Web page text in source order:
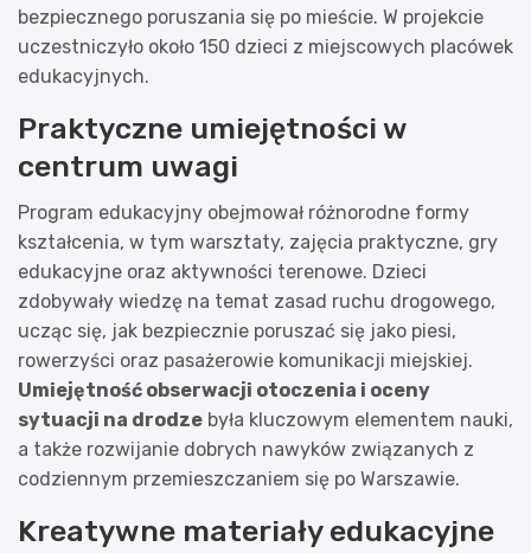
bezpiecznego poruszania się po mieście. W projekcie
uczestniczyło około 150 dzieci z miejscowych placówek
edukacyjnych.
Praktyczne umiejętności w
centrum uwagi
Program edukacyjny obejmował różnorodne formy
kształcenia, w tym warsztaty, zajęcia praktyczne, gry
edukacyjne oraz aktywności terenowe. Dzieci
zdobywały wiedzę na temat zasad ruchu drogowego,
ucząc się, jak bezpiecznie poruszać się jako piesi,
rowerzyści oraz pasażerowie komunikacji miejskiej.
Umiejętność obserwacji otoczenia i oceny
sytuacji na drodze była kluczowym elementem nauki,
a także rozwijanie dobrych nawyków związanych z
codziennym przemieszczaniem się po Warszawie.
Kreatywne materiały edukacyjne